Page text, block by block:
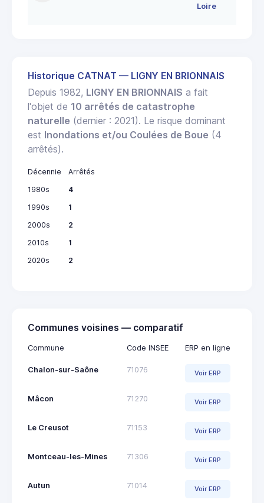
Loire
Historique CATNAT — LIGNY EN BRIONNAIS
Depuis 1982, LIGNY EN BRIONNAIS a fait
l'objet de 10 arrêtés de catastrophe
naturelle (dernier : 2021). Le risque dominant
est Inondations et/ou Coulées de Boue (4
arrêtés).
Décennie
Arrêtés
1980s
4
1990s
1
2000s
2
2010s
1
2020s
2
Communes voisines — comparatif
Commune Code INSEE ERP en ligne
Chalon-sur-Saône 71076 Voir ERP
Mâcon 71270 Voir ERP
Le Creusot 71153 Voir ERP
Montceau-les-Mines 71306 Voir ERP
Autun 71014 Voir ERP